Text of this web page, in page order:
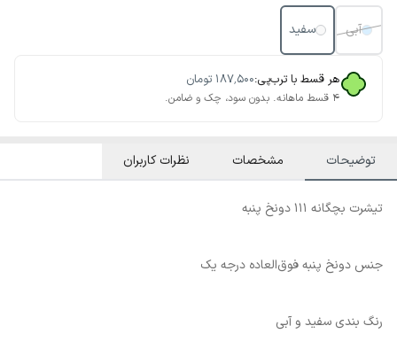
آبی سفید
هر قسط با ترب‌پی:۱۸۷٬۵۰۰ تومان
۴ قسط ماهانه. بدون سود، چک و ضامن.
توضیحات مشخصات نظرات کاربران
تیشرت بچگانه 111 دونخ پنبه
جنس دونخ پنبه فوق‌العاده درجه یک
رنگ بندی سفید و آبی